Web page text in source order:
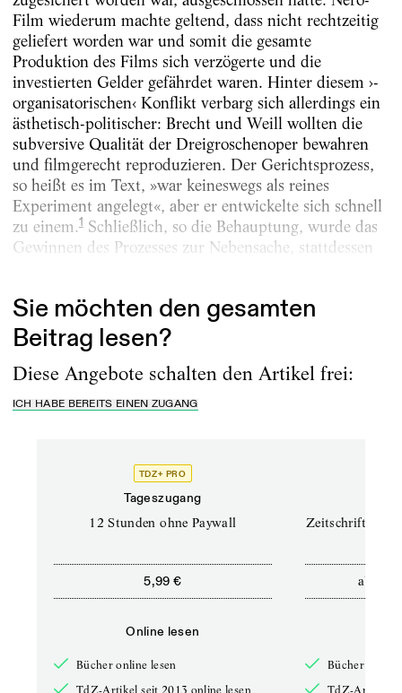
Film wiederum machte geltend, dass nicht rechtzeitig
geliefert worden war und somit die gesamte
Produktion des Films sich verzögerte und die
investierten Gelder gefährdet waren. Hinter diesem ›­
organisatorischen‹ Konflikt verbarg sich allerdings ein
ästhetisch-politischer: Brecht und Weill wollten die
subversive Qualität der Dreigroschenoper bewahren
und filmgerecht reproduzieren. Der Gerichts­­­prozess,
so heißt es im Text, »war keineswegs als reines
Experiment angelegt«, aber er entwickelte sich schnell
zu einem.1Schließlich, so die Behauptung, wurde das
Gewinnen des Prozesses zur Nebensache, stattdessen
Sie möchten den gesamten
Beitrag lesen?
Diese Angebote schalten den Artikel frei:
ICH HABE BEREITS EINEN ZUGANG
TDZ+ PRO
Tageszugang
12 Stunden ohne Paywall
5,99 €
Online lesen
Bücher online lesen
TdZ-Artikel seit 2013 online lesen
Zeitschriften
ab
Bücher online
TdZ-Artikel